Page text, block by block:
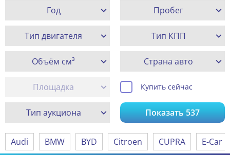
Год Пробег
Тип двигателя Тип КПП
Объём см³ Страна авто
Площадка Купить сейчас
Тип аукциона Показать537
Audi BMW BYD Citroen CUPRA E-Car